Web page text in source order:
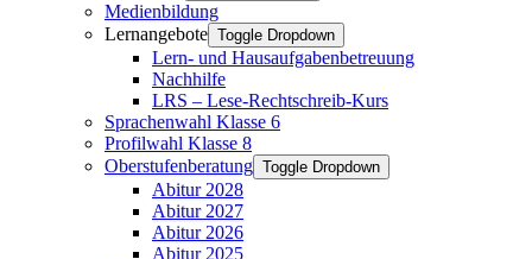
Medienbildung
Lernangebote Toggle Dropdown
Lern- und Hausaufgabenbetreuung
Nachhilfe
LRS – Lese-Rechtschreib-Kurs
Sprachenwahl Klasse 6
Profilwahl Klasse 8
Oberstufenberatung Toggle Dropdown
Abitur 2028
Abitur 2027
Abitur 2026
Abitur 2025